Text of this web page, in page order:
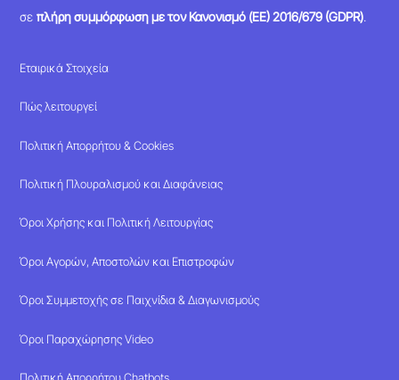
σεπλήρη συμμόρφωση με τον Κανονισμό (ΕΕ) 2016/679 (GDPR).
Εταιρικά Στοιχεία
Πώς λειτουργεί
Πολιτική Απορρήτου & Cookies
Πολιτική Πλουραλισμού και Διαφάνειας
Όροι Χρήσης και Πολιτική Λειτουργίας
Όροι Αγορών, Αποστολών και Επιστροφών
Όροι Συμμετοχής σε Παιχνίδια & Διαγωνισμούς
Όροι Παραχώρησης Video